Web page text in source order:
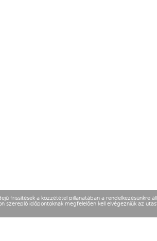
frissítések a közzététel pillanatában a rendelkezésünkre
időpontoknak megfelelően kell elvégezniük az